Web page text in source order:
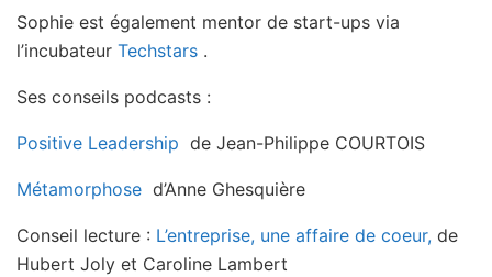
Sophie est également mentor de start-ups via
l’incubateur Techstars .
Ses conseils podcasts :
Positive Leadership de Jean-Philippe COURTOIS
Métamorphose d’Anne Ghesquière
Conseil lecture : L’entreprise, une affaire de coeur, de
Hubert Joly et Caroline Lambert